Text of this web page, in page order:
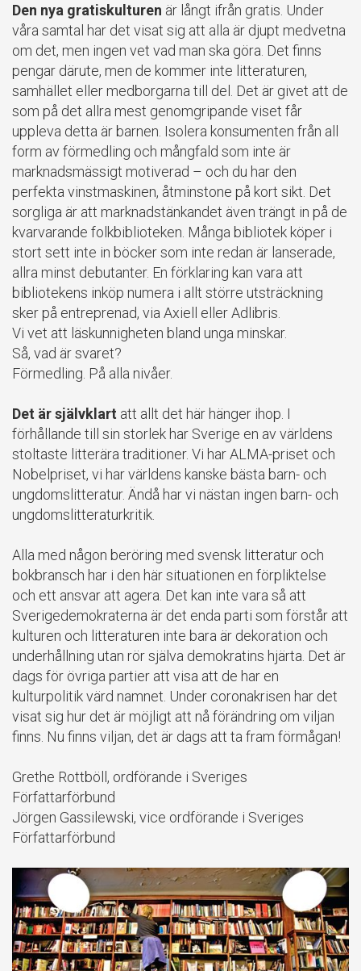
Den nya gratiskulturen är långt ifrån gratis. Under
våra samtal har det visat sig att alla är djupt medvetna
om det, men ingen vet vad man ska göra. Det finns
pengar därute, men de kommer inte litteraturen,
samhället eller medborgarna till del. Det är givet att de
som på det allra mest genomgripande viset får
uppleva detta är barnen. Isolera konsumenten från all
form av förmedling och mångfald som inte är
marknadsmässigt motiverad – och du har den
perfekta vinstmaskinen, åtminstone på kort sikt. Det
sorgliga är att marknadstänkandet även trängt in på de
kvarvarande folkbiblioteken. Många bibliotek köper i
stort sett inte in böcker som inte redan är lanserade,
allra minst debutanter. En förklaring kan vara att
bibliotekens inköp numera i allt större utsträckning
sker på entreprenad, via Axiell eller Adlibris.
Vi vet att läskunnigheten bland unga minskar.
Så, vad är svaret?
Förmedling. På alla nivåer.
Det är självklart att allt det här hänger ihop. I
förhållande till sin storlek har Sverige en av världens
stoltaste litterära traditioner. Vi har ALMA-priset och
Nobelpriset, vi har världens kanske bästa barn- och
ungdomslitteratur. Ändå har vi nästan ingen barn- och
ungdomslitteraturkritik.
Alla med någon beröring med svensk litteratur och
bokbransch har i den här situationen en förpliktelse
och ett ansvar att agera. Det kan inte vara så att
Sverigedemokraterna är det enda parti som förstår att
kulturen och litteraturen inte bara är dekoration och
underhållning utan rör själva demokratins hjärta. Det är
dags för övriga partier att visa att de har en
kulturpolitik värd namnet. Under coronakrisen har det
visat sig hur det är möjligt att nå förändring om viljan
finns. Nu finns viljan, det är dags att ta fram förmågan!
Grethe Rottböll, ordförande i Sveriges
Författarförbund
Jörgen Gassilewski, vice ordförande i Sveriges
Författarförbund